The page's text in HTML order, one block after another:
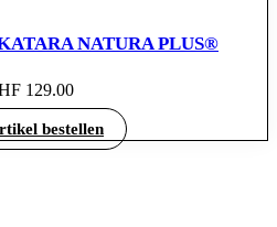
NATURA PLUS®
129.00
bestellen